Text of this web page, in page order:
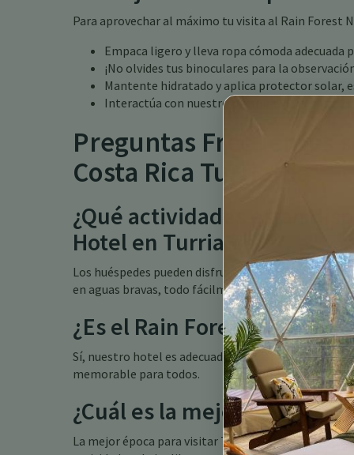
Para aprovechar al máximo tu visita al Rain Forest
Empaca ligero y lleva ropa cómoda adecuada
¡No olvides tus binoculares para la
Mantente hidratado y aplica protector solar,
Interactúa con nuestro personal para
Preguntas Frecuentes
Costa Rica Turrialba
¿Qué actividades están
Hotel en Turrialba?
Los huéspedes pueden disfrutar de una variedad
en aguas bravas, todo fácilmente accesible desde
¿Es el Rain Forest Nature
Sí, nuestro hotel es adecuado para familias y
memorable para todos.
¿Cuál es la mejor época
La mejor época para visitar Turrialba es durante la